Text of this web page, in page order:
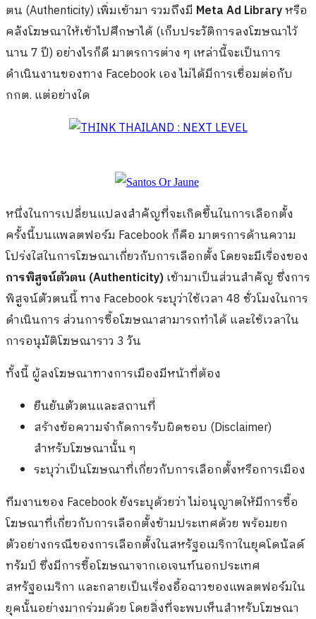
ตน (Authenticity) เพิ่มเข้ามา รวมถึงมี Meta Ad Libraryหรือ
คลังโฆษณาให้เข้าไปศึกษาได้ (เก็บประวัติการลงโฆษณาไว้
นาน 7 ปี) อย่างไรก็ดี มาตรการต่าง ๆ เหล่านี้จะเป็นการ
ดำเนินงานของทาง Facebook เอง ไม่ได้มีการเชื่อมต่อกับ
กกต. แต่อย่างใด
หนึ่งในการเปลี่ยนแปลงสำคัญที่จะเกิดขึ้นในการเลือกตั้ง
ครั้งนี้บนแพลตฟอร์ม Facebook ก็คือ มาตรการด้านความ
โปร่งใสในการโฆษณาเกี่ยวกับการเลือกตั้ง โดยจะมีเรื่องของ
การพิสูจน์ตัวตน (Authenticity)เข้ามาเป็นส่วนสำคัญ ซึ่งการ
พิสูจน์ตัวตนนี้ ทาง Facebook ระบุว่าใช้เวลา 48 ชั่วโมงในการ
ดำเนินการ ส่วนการซื้อโฆษณาสามารถทำได้ และใช้เวลาใน
การอนุมัติโฆษณาราว 3 วัน
ทั้งนี้ ผู้ลงโฆษณาทางการเมืองมีหน้าที่ต้อง
ยืนยันตัวตนและสถานที่
สร้างข้อความจำกัดการรับผิดชอบ (Disclaimer)
สำหรับโฆษณานั้น ๆ
ระบุว่าเป็นโฆษณาที่เกี่ยวกับการเลือกตั้งหรือการเมือง
ทีมงานของ Facebook ยังระบุด้วยว่า ไม่อนุญาตให้มีการซื้อ
โฆษณาที่เกี่ยวกับการเลือกตั้งข้ามประเทศด้วย พร้อมยก
ตัวอย่างกรณีของการเลือกตั้งในสหรัฐอเมริกาในยุคโดนัลด์
ทรัมป์ ซึ่งมีการซื้อโฆษณาจากเอเจนท์นอกประเทศ
สหรัฐอเมริกา และกลายเป็นเรื่องอื้อฉาวของแพลตฟอร์มใน
ยุคนั้นอย่างมากร่วมด้วย โดยสิ่งที่จะพบเห็นสำหรับโฆษณา